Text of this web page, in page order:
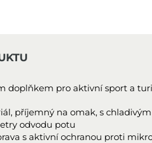
doplňkem pro aktivní sport a
příjemný na omak, s
odvodu potu
s aktivní ochranou proti